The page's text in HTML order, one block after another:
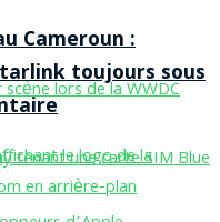
Cameroun :
toujours sous